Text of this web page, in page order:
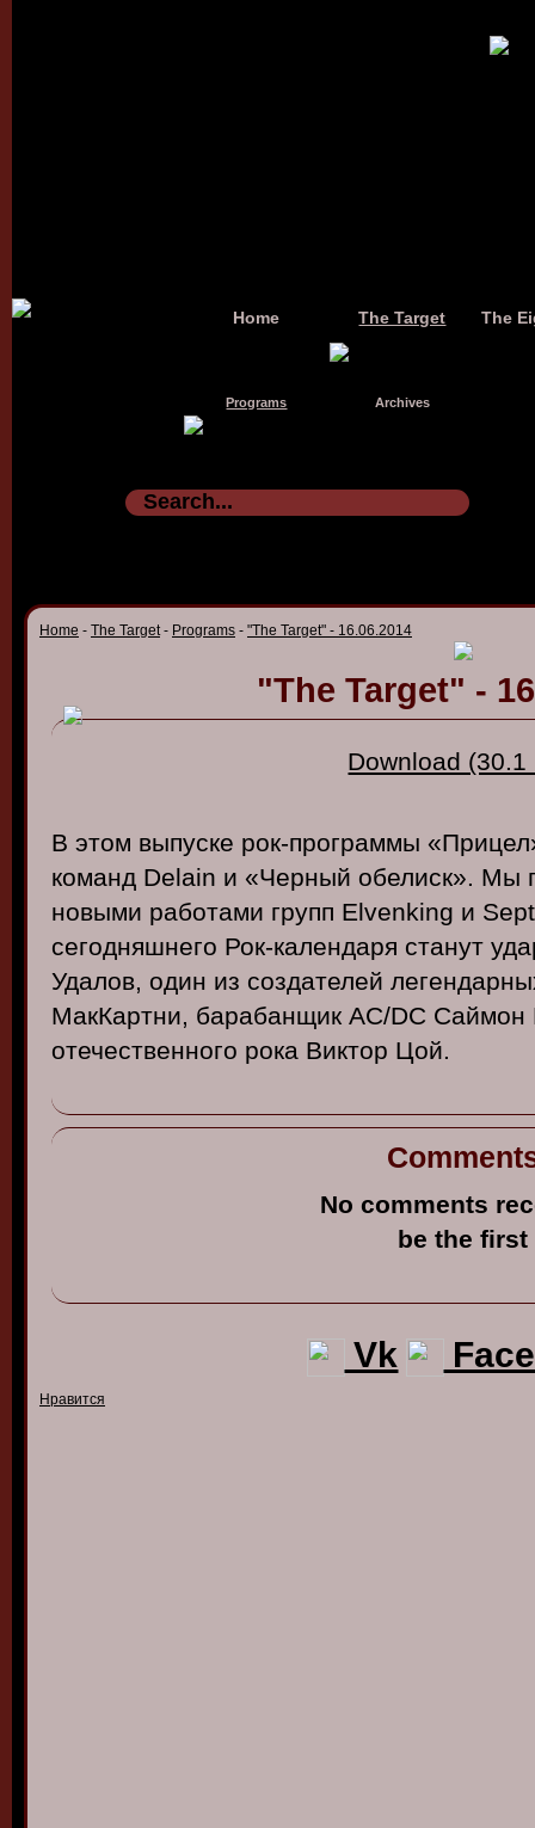
Home The Target The
Programs Archives
Home - The Target- Programs - "The Target" - 16.06.2014
"The Target" -
Download (30.1
В этом выпуске рок-программы
команд Delain и «Черный обелиск». Мы
новыми работами групп Elvenking и
сегодняшнего Рок-календаря станут
Удалов, один из создателей
МакКартни, барабанщик AC/DC Саймон
отечественного рока Виктор Цой.
No comments
be the first
Vk
Нравится